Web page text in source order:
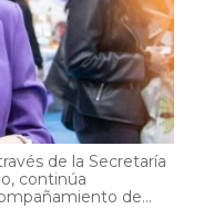
de la Secretaría
continúa
de...